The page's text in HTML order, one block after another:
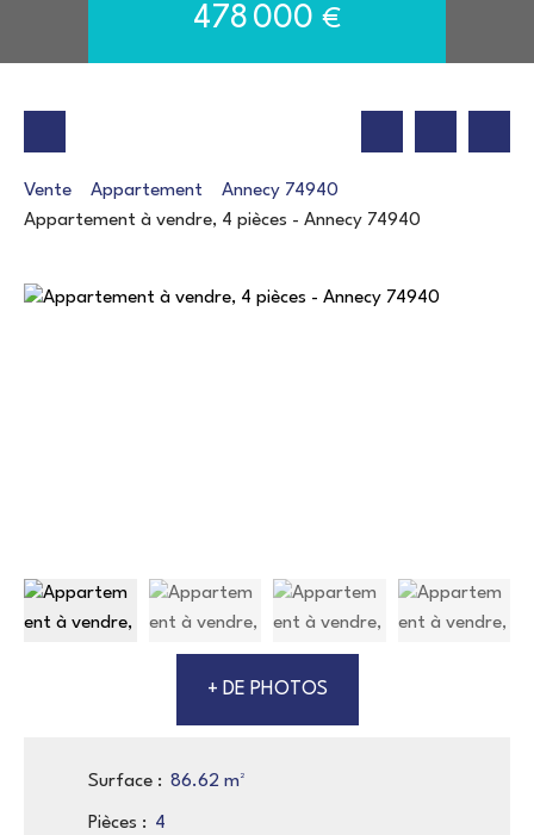
478 000 €
Vente Appartement
Annecy 74940
Appartement à vendre, 4 pièces - Annecy 74940
+ DE PHOTOS
Surface : 86.62 m²
Pièces : 4